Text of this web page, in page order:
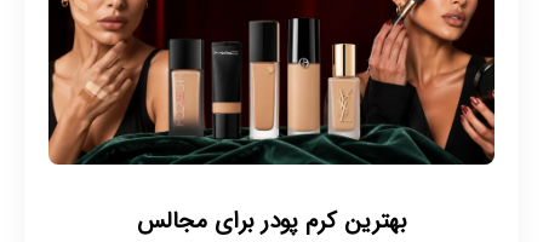
بهترین کرم پودر برای مجالس